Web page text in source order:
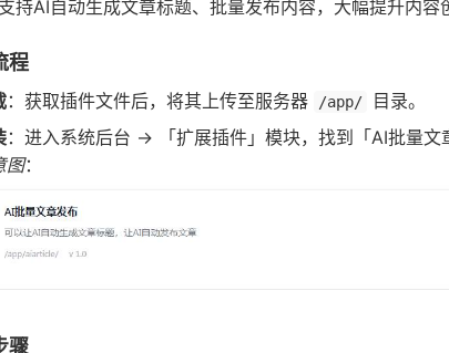
持AI自动生成文章标题、批量发布内容，大幅提升内容
程
：获取插件文件后，将其上传至服务器 /app/
目录。
：进入系统后台 → 「扩展插件」模块，找到「AI批量文
图：
骤